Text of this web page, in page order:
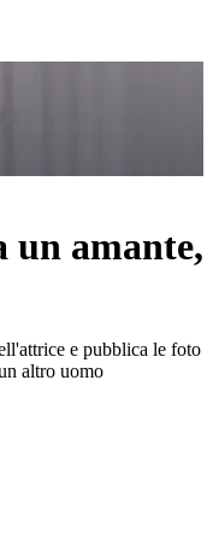
un amante,
e pubblica le foto
altro uomo